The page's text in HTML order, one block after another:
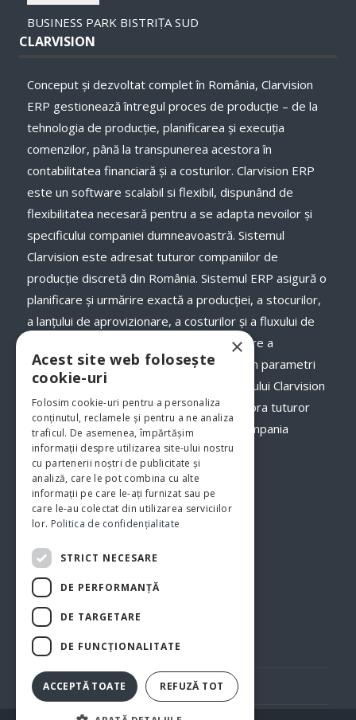
BUSINESS PARK BISTRIȚA SUD
CLARVISION
Conceput și dezvoltat complet în România, Clarvision
ERP gestionează întregul proces de producție – de la
tehnologia de producție, planificarea și execuţia
comenzilor, până la transpunerea acestora în
contabilitatea financiară și a costurilor. Clarvision ERP
este un software scalabil si flexibil, dispunând de
flexibilitatea necesară pentru a se adapta nevoilor și
specificului companiei dumneavoastră. Sistemul
Clarvision este adresat tuturor companiilor de
producție discretă din România. Sistemul ERP asigură o
planificare și urmărire exactă a producției, a stocurilor,
a lanţului de aprovizionare, a costurilor și a fluxului de
numerar, a termenelor de livrare și onorare a
comenzilor către clienții dumneavoastră, în parametri
optimi. Odată cu implementarea programului Clarvision
veți avea o imagine clară, în timp real asupra tuturor
proceselor şi fluxurilor de activităţi din compania
dumneavoastră.www.clarvision.ro
Str.Nicolae Titulescu 6, Bistrita
Tel. 0040-744-772139
Politica de confidentialitate
Politica cookie
×
Acest site web folosește
cookie-uri
Folosim cookie-uri pentru a personaliza
conținutul, reclamele și pentru a ne analiza
traficul. De asemenea, împărtășim
informații despre utilizarea site-ului nostru
cu partenerii noștri de publicitate și
analiză, care le pot combina cu alte
informații pe care le-ați furnizat sau pe
care le-au colectat din utilizarea serviciilor
lor. Politica de confidențialitate
STRICT NECESARE
DE PERFORMANȚĂ
DE TARGETARE
DE FUNCŢIONALITATE
ACCEPTĂ TOATE REFUZĂ TOT